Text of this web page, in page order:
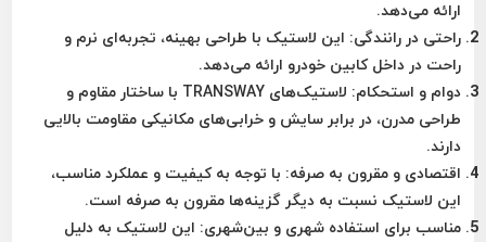
ارائه می‌دهد.
راحتی در رانندگی: این لاستیک با طراحی بهینه، تجربه‌ای نرم و
راحت در داخل کابین خودرو ارائه می‌دهد.
دوام و استحکام
: لاستیک‌های TRANSWAY با ساختار مقاوم و
طراحی مدرن، در برابر سایش و خرابی‌های مکانیکی مقاومت بالایی
دارند.
اقتصادی و مقرون به صرفه: با توجه به کیفیت و عملکرد مناسب،
این لاستیک نسبت به دیگر گزینه‌ها مقرون به صرفه است.
مناسب برای استفاده شهری و بین‌شهری: این لاستیک به دلیل